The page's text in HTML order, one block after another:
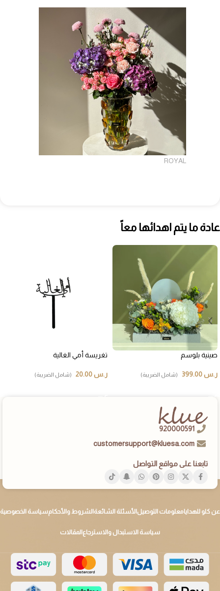
ROYAL
عادة ما يتم اهدائها معاً
صينية بلوسم
ر.س (شامل الضريبة)
تغريسة أمي الغالية
ر.س (شامل الضريبة)
920000591
customersupport@kluesa.com
تابعنا على مواقع التواصل
عن كلو للهدايامعلومات التوصيلالأسئلة الشائعةالشروط والأحكامسياسة الخصوصية
سياسة الاستبدال والاسترجاعالمقالات